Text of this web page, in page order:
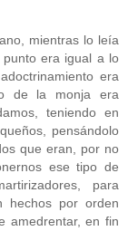
mientras lo leía
era igual a lo
era
de la monja era
teniendo en
pensándolo
que eran, por no
ese tipo de
para
hechos por orden
amedrentar, en fin